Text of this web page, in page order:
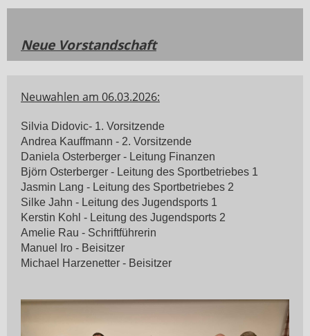
Neue Vorstandschaft
Neuwahlen am 06.03.2026:
Silvia Didovic- 1. Vorsitzende
Andrea Kauffmann - 2. Vorsitzende
Daniela Osterberger - Leitung Finanzen
Björn Osterberger - Leitung des Sportbetriebes 1
Jasmin Lang - Leitung des Sportbetriebes 2
Silke Jahn - Leitung des Jugendsports 1
Kerstin Kohl - Leitung des Jugendsports 2
Amelie Rau - Schriftführerin
Manuel Iro - Beisitzer
Michael Harzenetter - Beisitzer